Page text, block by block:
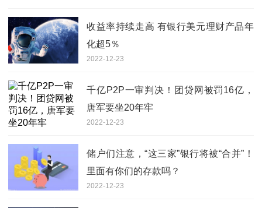
收益率持续走高 有银行美元理财产品年
化超5％
2022-12-23
千亿P2P一审判决！团贷网被罚16亿，
唐军要坐20年牢
2022-12-23
储户们注意，“这三家”银行将被“合并”！
里面有你们的存款吗？
2022-12-23